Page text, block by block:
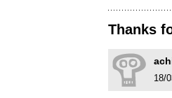
Thanks
18/